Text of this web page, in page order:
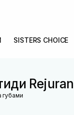
SISTERS CHOICE
Rejuran
губами